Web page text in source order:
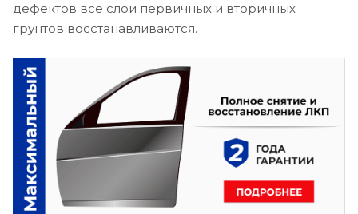
дефектов все слои первичных и вторичных
грунтов восстанавливаются.